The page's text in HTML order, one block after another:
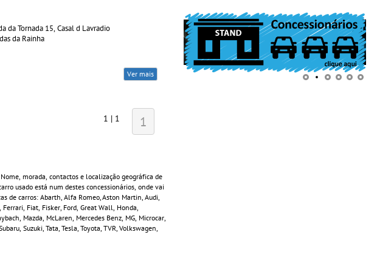
da Tornada 15, Casal d Lavradio
da Rainha
Ver mais
1 | 1 1
morada, contactos e localização geográfica de
usado está num destes concessionários, onde vai
de carros: Abarth, Alfa Romeo, Aston Martin, Audi,
Fiat, Fisker, Ford, Great Wall, Honda,
Mazda, McLaren, Mercedes Benz, MG, Microcar,
Suzuki, Tata, Tesla, Toyota, TVR, Volkswagen,